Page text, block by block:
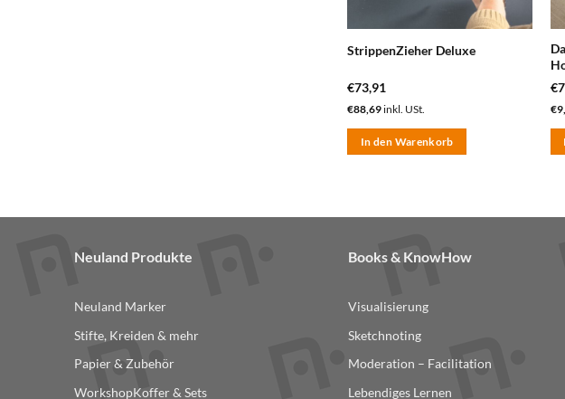
StrippenZieher Deluxe
€73,91
€88,69inkl. USt.
In den Warenkorb
€
€
Neuland Produkte
Neuland Marker
Stifte, Kreiden & mehr
Papier & Zubehör
WorkshopKoffer & Sets
Books & KnowHow
Visualisierung
Sketchnoting
Moderation – Facilitation
Lebendiges Lernen